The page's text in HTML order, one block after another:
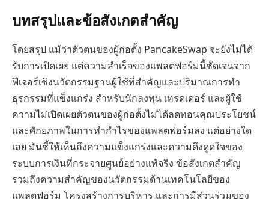
บทสรุปและข้อสังเกตสำคัญ
โดยสรุป แม้ว่าตัวตนของผู้ก่อตั้ง PancakeSwap จะยังไม่ได้
รับการเปิดเผย แต่ความสำเร็จของแพลตฟอร์มนี้ชัดเจนจาก
ฟีเจอร์เชิงนวัตกรรมฐานผู้ใช้ที่สำคัญและปริมาณการทำ
ธุรกรรมที่แข็งแกร่ง สำหรับนักลงทุน เทรดเดอร์ และผู้ใช้
ความไม่เปิดเผยตัวตนของผู้ก่อตั้งไม่ได้ลดทอนคุณประโยชน์
และศักยภาพในการทำกำไรของแพลตฟอร์มลง แต่อย่างใด
เลย มันชี้ให้เห็นถึงความแข็งแกร่งและความดึงดูดใจของ
ระบบการเงินที่กระจายศูนย์อย่างแท้จริง ข้อสังเกตสำคัญ
รวมถึงความสำคัญของนวัตกรรมด้านเทคโนโลยีของ
แพลตฟอร์ม โครงสร้างการบริหาร และการมีส่วนร่วมของ